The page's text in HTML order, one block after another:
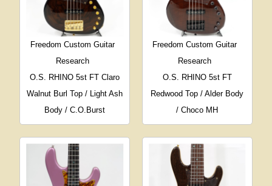
Freedom Custom Guitar
Research
O.S. RHINO 5st FT Claro
Walnut Burl Top / Light Ash
Body / C.O.Burst
Freedom Custom Guitar
Research
O.S. RHINO 5st FT
Redwood Top / Alder Body
/ Choco MH